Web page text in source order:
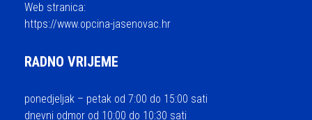
Web stranica:
https://www.opcina-jasenovac.hr
RADNO VRIJEME
ponedjeljak – petak od 7:00 do 15:00 sati
dnevni odmor od 10:00 do 10:30 sati